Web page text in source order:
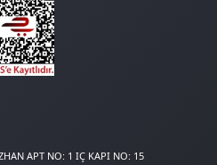
APT NO: 1 IÇ KAPI NO: 15